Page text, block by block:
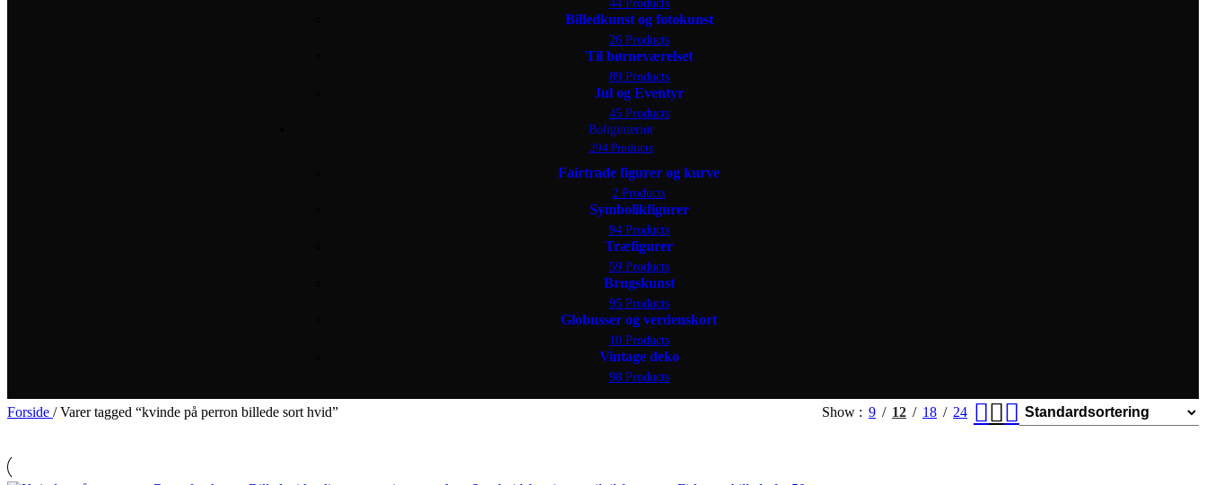
Billedkunst og fotokunst
26 Products
Til børneværelset
89 Products
Jul og Eventyr
45 Products
Boliginteriør
294 Products
Fairtrade figurer og kurve
2 Products
Symbolikfigurer
94 Products
Træfigurer
59 Products
Brugskunst
95 Products
Globusser og verdenskort
10 Products
Vintage deko
98 Products
Forside / Varer tagged “kvinde på perron billede sort hvid” Show 9 12 18 24